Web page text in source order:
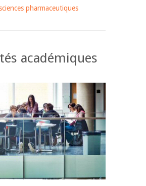
pharmaceutiques
académiques